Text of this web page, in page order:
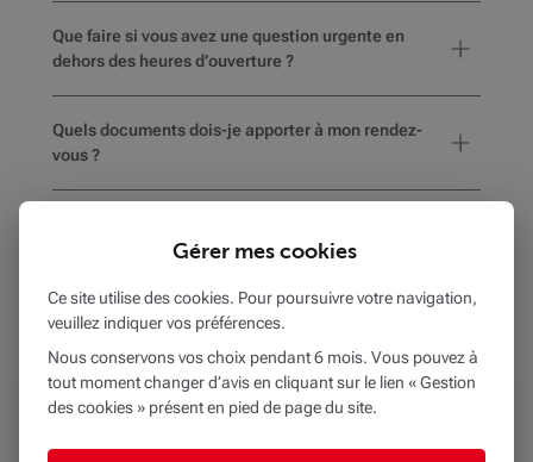
Que faire si vous avez une question urgente en
dehors des heures d’ouverture ?
Quels documents dois-je apporter à mon rendez-
vous ?
en fauteuil roulant ou dispose d’aménagements
BEOBANK AG BRAINE L'ALLEUD
Gérer mes cookies
Ce site utilise des cookies. Pour poursuivre votre navigation,
veuillez indiquer vos préférences.
Nous conservons vos choix pendant 6 mois. Vous pouvez à
tout moment changer d’avis en cliquant sur le lien « Gestion
des cookies » présent en pied de page du site.